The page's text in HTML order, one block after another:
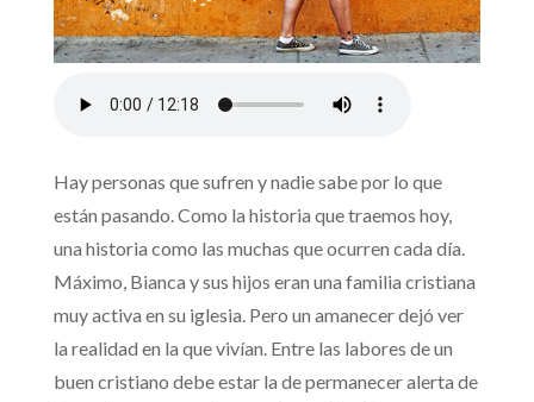
Hay personas que sufren y nadie sabe por lo que
están pasando. Como la historia que traemos hoy,
una historia como las muchas que ocurren cada día.
Máximo, Bianca y sus hijos eran una familia cristiana
muy activa en su iglesia. Pero un amanecer dejó ver
la realidad en la que vivían. Entre las labores de un
buen cristiano debe estar la de permanecer alerta de